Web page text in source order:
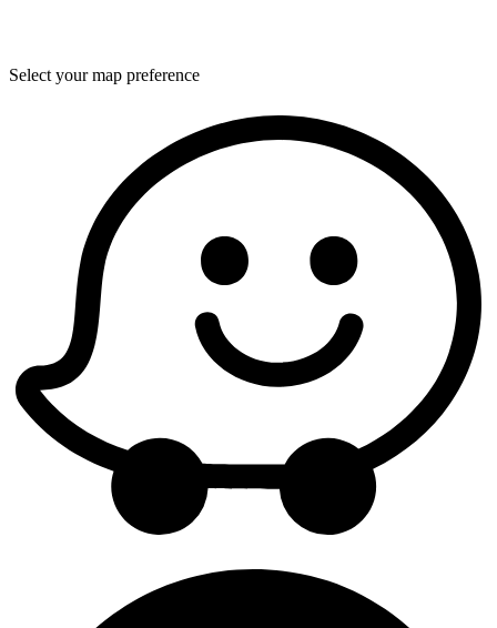
Select your map preference